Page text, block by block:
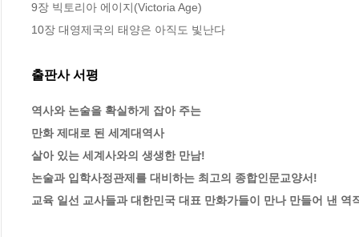
9장 빅토리아 에이지(Victoria Age)
10장 대영제국의 태양은 아직도 빛난다
출판사 서평
역사와 논술을 확실하게 잡아 주는
만화 제대로 된 세계대역사
살아 있는 세계사와의 생생한 만남!
논술과 입학사정관제를 대비하는 최고의 종합인문교양서!
교육 일선 교사들과 대한민국 대표 만화가들이 만나 만들어 낸 역